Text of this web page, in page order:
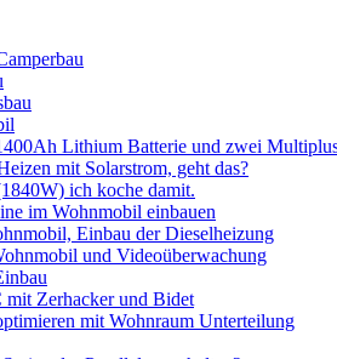
Lithium Batterie und zwei
mit Solarstrom, geht das?
ich koche damit.
im Wohnmobil einbauen
Einbau der Dieselheizung
und Videoüberwachung
mit Zerhacker und Bidet
mit Wohnraum Unterteilung